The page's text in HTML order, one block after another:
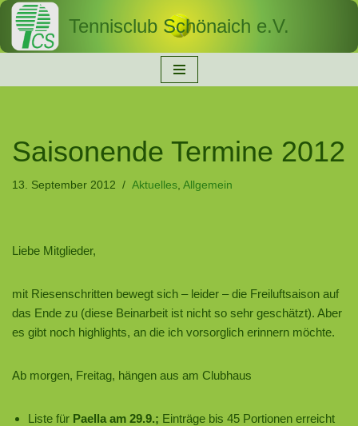
Zum
Tennisclub Schönaich e.V.
Saisonende Termine 2012
13. September 2012 Aktuelles, Allgemein
Liebe Mitglieder,
mit Riesenschritten bewegt sich – leider – die Freiluftsaison auf
das Ende zu (diese Beinarbeit ist nicht so sehr geschätzt). Aber
es gibt noch highlights, an die ich vorsorglich erinnern möchte.
Ab morgen, Freitag, hängen aus am Clubhaus
Liste für Paella am 29.9.; Einträge bis 45 Portionen erreicht